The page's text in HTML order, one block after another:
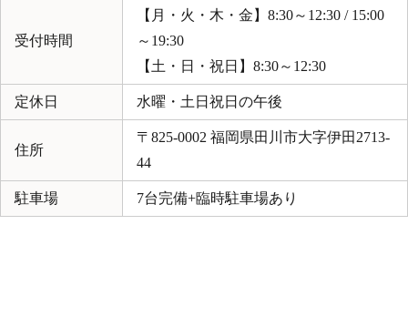
受付時間
【月・火・木・金】8:30～12:30 / 15:00
～19:30
【土・日・祝日】8:30～12:30
定休日 水曜・土日祝日の午後
住所
〒825-0002 福岡県田川市大字伊田2713-
44
駐車場 7台完備+臨時駐車場あり